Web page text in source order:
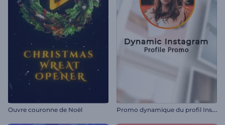
Ouvre couronne de Noël P
romo dynamique du profil Instagram